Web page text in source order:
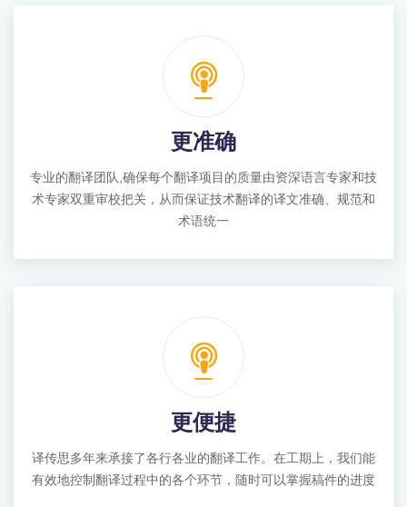
更准确
专业的翻译团队,确保每个翻译项目的质量由资深语言专家和技
术专家双重审校把关，从而保证技术翻译的译文准确、规范和
术语统一
更便捷
译传思多年来承接了各行各业的翻译工作。在工期上，我们能
有效地控制翻译过程中的各个环节，随时可以掌握稿件的进度